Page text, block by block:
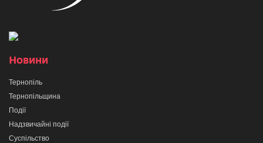
Новини
Тернопіль
Тернопільщина
Події
Надзвичайні події
Суспільство